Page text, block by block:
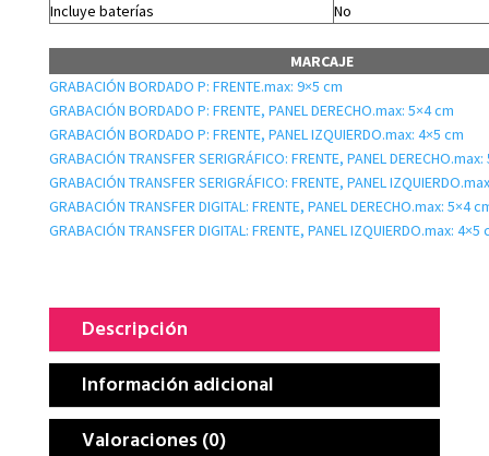
Incluye baterías
No
MARCAJE
GRABACIÓN BORDADO P: FRENTE.max: 9×5 cm
GRABACIÓN BORDADO P: FRENTE, PANEL DERECHO.max: 5×4 cm
GRABACIÓN BORDADO P: FRENTE, PANEL IZQUIERDO.max: 4×5 cm
GRABACIÓN TRANSFER SERIGRÁFICO: FRENTE, PANEL
GRABACIÓN TRANSFER SERIGRÁFICO: FRENTE, PANEL
GRABACIÓN TRANSFER DIGITAL: FRENTE, PANEL DERECHO.max: 5×4
GRABACIÓN TRANSFER DIGITAL: FRENTE, PANEL IZQUIERDO.max: 4×5
Descripción
Información adicional
Valoraciones (0)